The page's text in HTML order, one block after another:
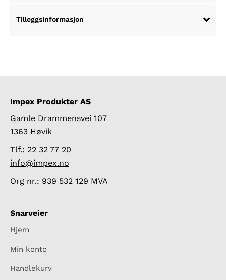
Tilleggsinformasjon
Impex Produkter AS
Gamle Drammensvei 107
1363 Høvik
Tlf.: 22 32 77 20
info@impex.no
Org nr.: 939 532 129 MVA
Snarveier
Hjem
Min konto
Handlekurv